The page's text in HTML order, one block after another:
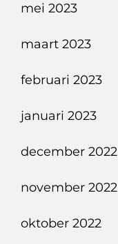
mei 2023
maart 2023
februari 2023
januari 2023
december 2022
november 2022
oktober 2022